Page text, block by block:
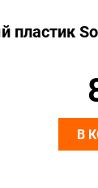
пластик
В